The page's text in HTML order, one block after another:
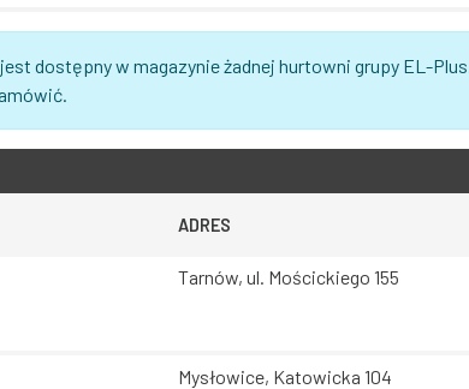
dostępny w magazynie żadnej hurtowni grupy EL-
ADRES
Tarnów, ul. Mościckiego 155
Mysłowice, Katowicka 104